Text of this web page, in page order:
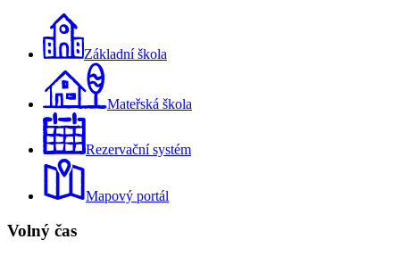
Základní škola
Mateřská škola
Rezervační systém
Mapový portál
Volný čas